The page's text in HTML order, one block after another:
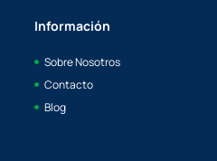
Información
Sobre Nosotros
Contacto
Blog